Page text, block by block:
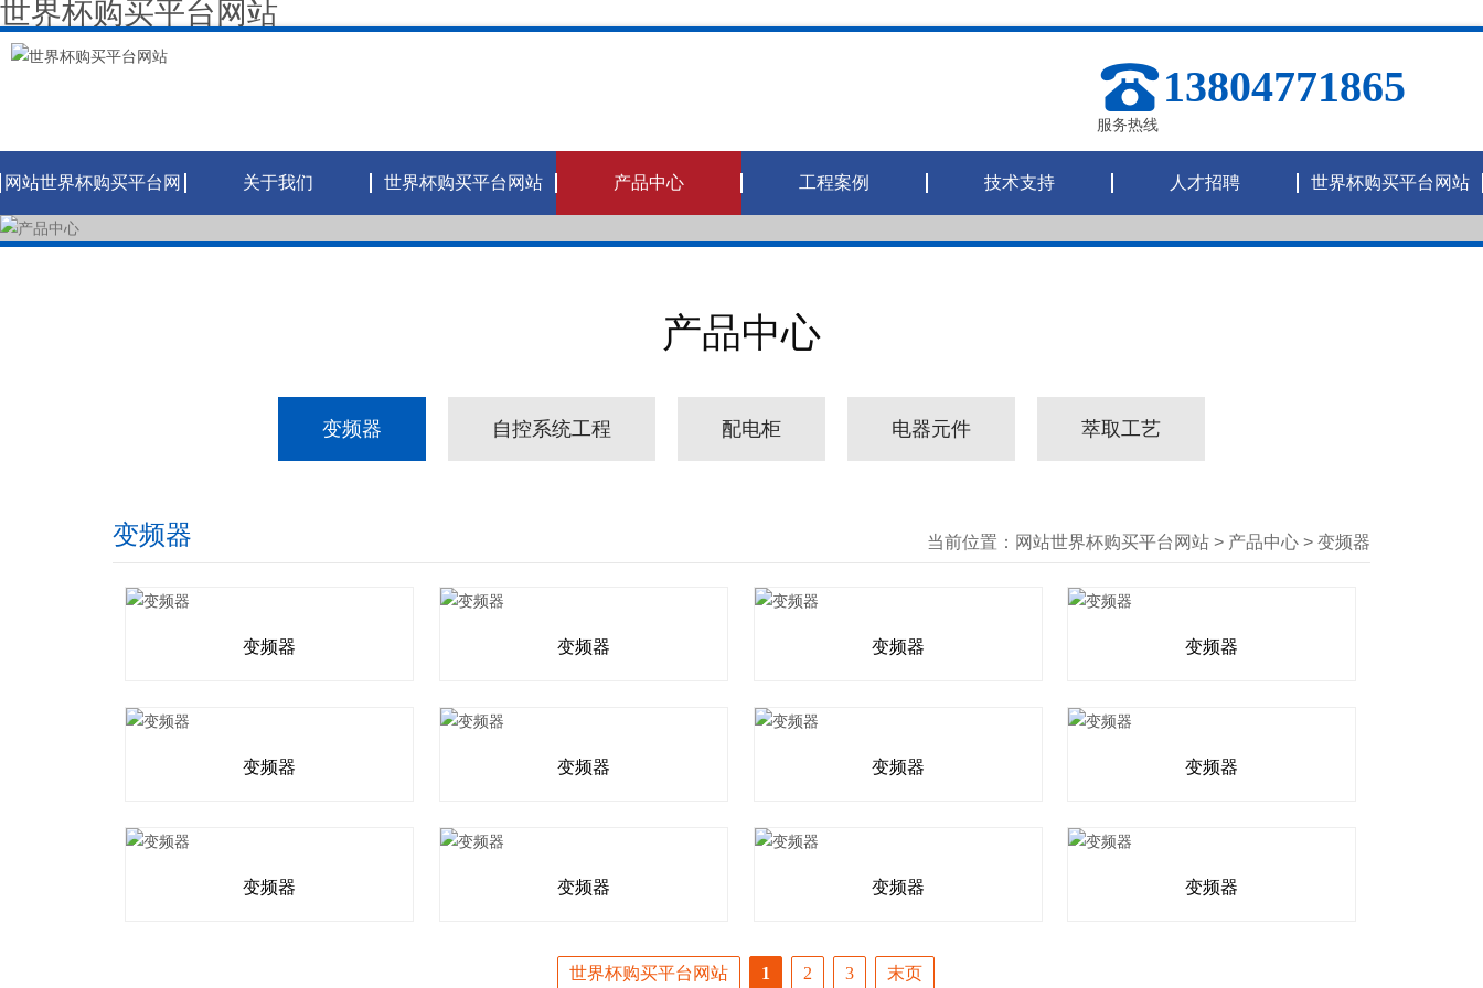
世界杯购买平台网站
13804771865
服务热线
网站世界杯购买平台网
站
关于我们 世界杯购买平台网站 产品中心 工程案例 技术支持 人才招聘 世界杯购买平台网站
产品中心
变频器 自控系统工程 配电柜 电器元件 萃取工艺
变频器 当前位置： 网站世界杯购买平台网站 > 产品中心 > 变频器
变频器 变频器 变频器 变频器
变频器 变频器 变频器 变频器
变频器 变频器 变频器 变频器
世界杯购买平台网站 1 2 3 末页